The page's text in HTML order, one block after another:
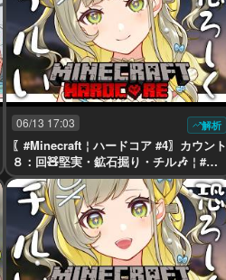
06/13 17:03 解析
〖#Minecraft￤ハードコア #4〗カウント
８：回🧸堅実・鉱石掘り・チル🎶￤#陽
茅ほかほか￤#UniVIRTUAL #Vtuber